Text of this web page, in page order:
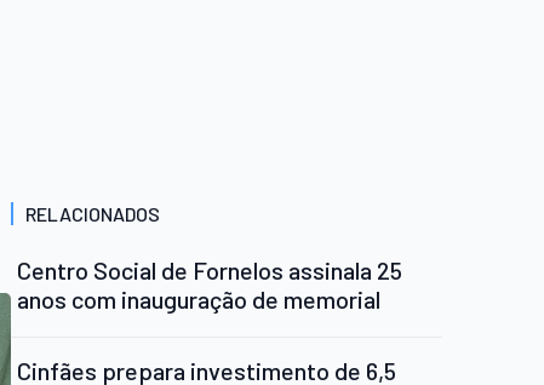
RELACIONADOS
Centro Social de Fornelos assinala 25
anos com inauguração de memorial
Cinfães prepara investimento de 6,5